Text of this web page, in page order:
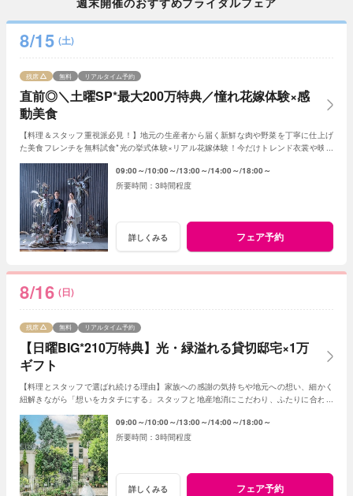
8/15 (土)
直前◎＼土曜SP*最大200万特典／憧れ花嫁体験×感
動美食
残席 無料 リアルタイム予約
【料理＆スタッフ重視派必見！】地元の生産者から届く新鮮な肉や野菜を丁寧に仕上げ
た美食フレンチを無料試食*光の挙式体験×リアル花嫁体験！今だけトレンド衣裳や映像
09:00～ 10:00～ 13:00～ 14:00～ 18:00～
3時間程度
詳しくみる フェア予約
8/16 (日)
【日曜BIG*210万特典】光・緑溢れる貸切邸宅×1万
ギフト
残席 無料 リアルタイム予約
【料理とスタッフで選ばれ続ける理由】家族への感謝の気持ちや地元への想い、細かく
紐解きながら「想いをカタチにする」スタッフと地産地消にこだわり、ふたりに合わせ
09:00～ 10:00～ 13:00～ 14:00～ 18:00～
3時間程度
詳しくみる フェア予約